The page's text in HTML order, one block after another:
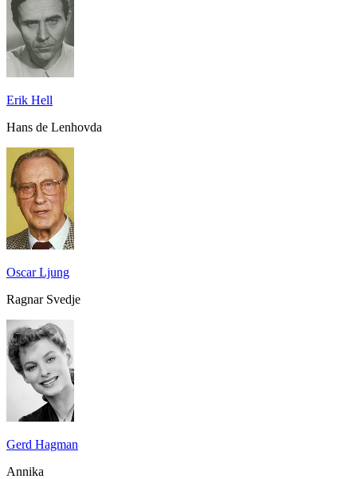
Erik Hell
Hans de Lenhovda
Oscar Ljung
Ragnar Svedje
Gerd Hagman
Annika